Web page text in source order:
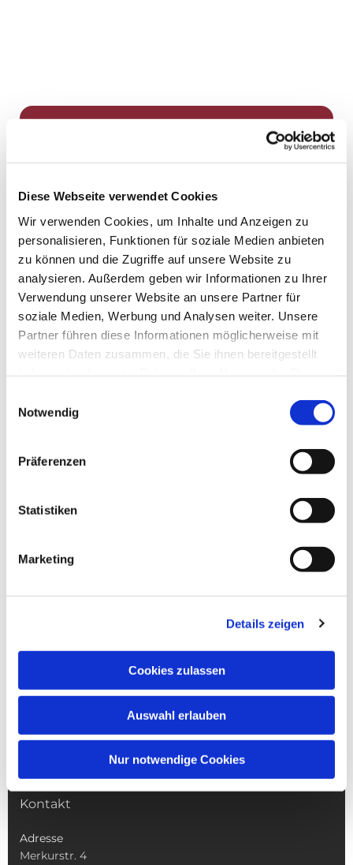
Diese Webseite verwendet Cookies
Wir verwenden Cookies, um Inhalte und Anzeigen zu
personalisieren, Funktionen für soziale Medien anbieten
zu können und die Zugriffe auf unsere Website zu
analysieren. Außerdem geben wir Informationen zu Ihrer
Verwendung unserer Website an unsere Partner für
soziale Medien, Werbung und Analysen weiter. Unsere
Partner führen diese Informationen möglicherweise mit
weiteren Daten zusammen, die Sie ihnen bereitgestellt
Notwendig
Präferenzen
Statistiken
Marketing
Details zeigen
Cookies zulassen
Auswahl erlauben
Nur notwendige Cookies
Dies könnte Sie auch
Gottesdienste
Veranstaltungen & Angebote
Kindertagesstätte St. Andreas
Kontakt
Adresse
Merkurstr. 4